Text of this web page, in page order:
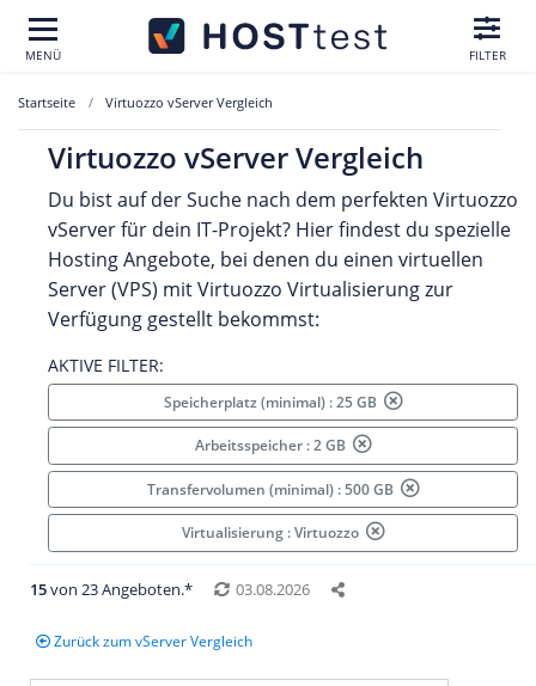
MENÜ FILTER
Startseite Virtuozzo vServer Vergleich
Virtuozzo vServer Vergleich
Du bist auf der Suche nach dem perfekten Virtuozzo
vServer für dein IT-Projekt? Hier findest du spezielle
Hosting Angebote, bei denen du einen virtuellen
Server (VPS) mit Virtuozzo Virtualisierung zur
Verfügung gestellt bekommst:
AKTIVE FILTER:
Speicherplatz (minimal) : 25 GB
Arbeitsspeicher : 2 GB
Transfervolumen (minimal) : 500 GB
Virtualisierung : Virtuozzo
15von 23 Angeboten.* 03.08.2026
Zurück zum vServer Vergleich